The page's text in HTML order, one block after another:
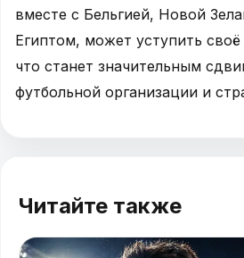
вместе с Бельгией, Новой
Египтом, может уступить
что станет значительным
футбольной организации и
Читайте также